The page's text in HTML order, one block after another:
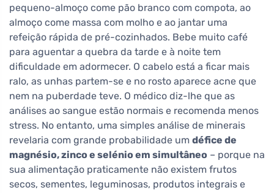
pequeno-almoço come pão branco com compota, ao
almoço come massa com molho e ao jantar uma
refeição rápida de pré-cozinhados. Bebe muito café
para aguentar a quebra da tarde e à noite tem
dificuldade em adormecer. O cabelo está a ficar mais
ralo, as unhas partem-se e no rosto aparece acne que
nem na puberdade teve. O médico diz-lhe que as
análises ao sangue estão normais e recomenda menos
stress. No entanto, uma simples análise de minerais
revelaria com grande probabilidade um défice de
magnésio, zinco e selénio em simultâneo – porque na
sua alimentação praticamente não existem frutos
secos, sementes, leguminosas, produtos integrais e